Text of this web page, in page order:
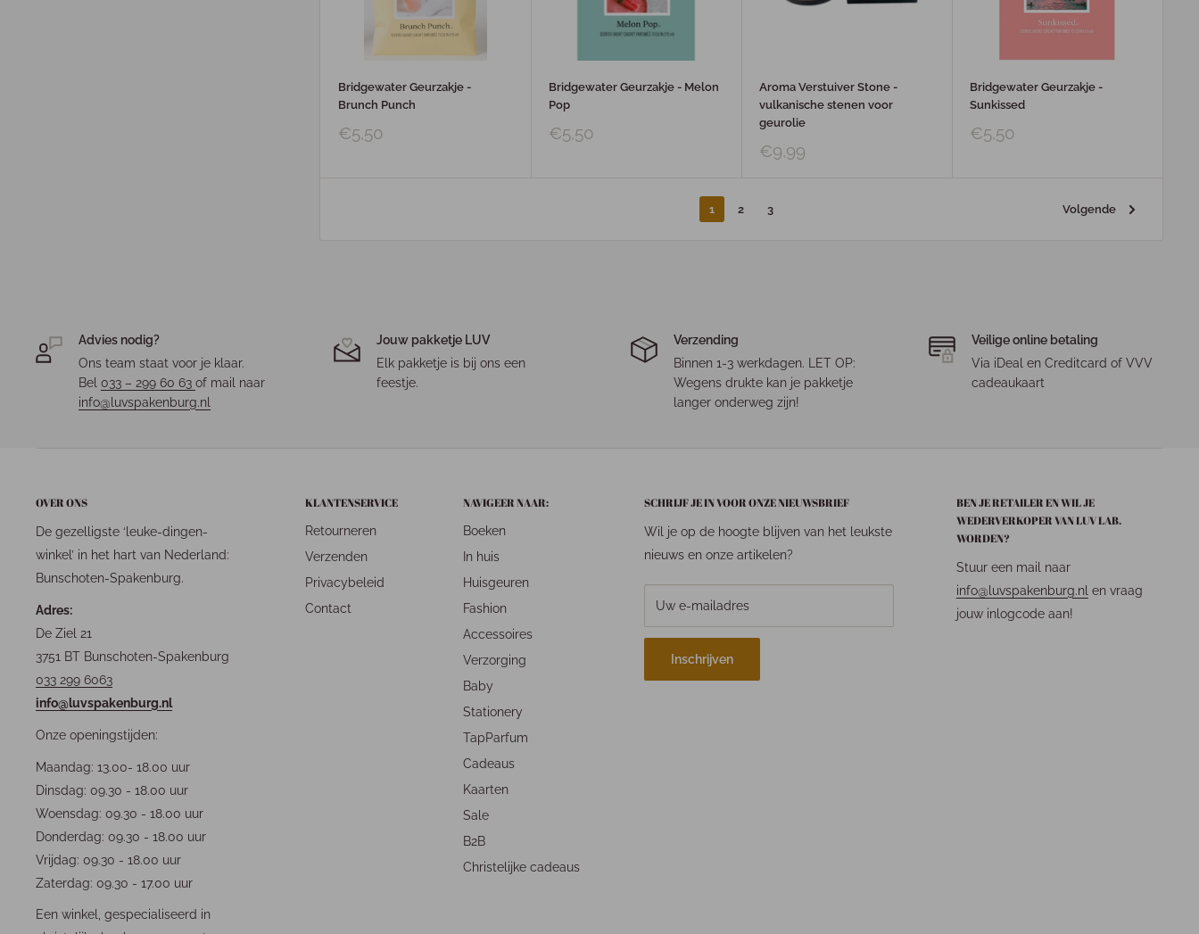
Bridgewater Geurzakje -
Brunch Punch
€5,50
Bridgewater Geurzakje - Melon
Pop
€5,50
Aroma Verstuiver Stone -
vulkanische stenen voor
geurolie
€9,99
Bridgewater Geurzakje -
Sunkissed
€5,50
1 2 3 Volgende
Advies nodig?
Ons team staat voor je klaar.
Bel 033 – 299 60 63 of mail naar
info@luvspakenburg.nl
Jouw pakketje LUV
Elk pakketje is bij ons een
feestje.
Verzending
Binnen 1-3 werkdagen. LET OP:
Wegens drukte kan je pakketje
langer onderweg zijn!
Veilige online betaling
Via iDeal en Creditcard of VVV
cadeaukaart
OVER ONS
De gezelligste ‘leuke-dingen-
winkel’ in het hart van Nederland:
Bunschoten-Spakenburg.
Adres:
De Ziel 21
3751 BT Bunschoten-Spakenburg
033 299 6063
info@luvspakenburg.nl
Onze openingstijden:
Maandag: 13.00- 18.00 uur
Dinsdag: 09.30 - 18.00 uur
Woensdag: 09.30 - 18.00 uur
Donderdag: 09.30 - 18.00 uur
Vrijdag: 09.30 - 18.00 uur
Zaterdag: 09.30 - 17.00 uur
Een winkel, gespecialiseerd in
KLANTENSERVICE
Retourneren
Verzenden
Privacybeleid
Contact
NAVIGEER NAAR:
Boeken
In huis
Huisgeuren
Fashion
Accessoires
Verzorging
Baby
Stationery
TapParfum
Cadeaus
Kaarten
Sale
B2B
Christelijke cadeaus
SCHRIJF JE IN VOOR ONZE NIEUWSBRIEF
Wil je op de hoogte blijven van het leukste
nieuws en onze artikelen?
Uw e-mailadres
Inschrijven
BEN JE RETAILER EN WIL JE
WEDERVERKOPER VAN LUV LAB.
WORDEN?
Stuur een mail naar
info@luvspakenburg.nl en vraag
jouw inlogcode aan!